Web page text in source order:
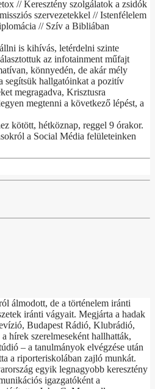
// Keresztény szolgálatok a zsidók
szervezetekkel // Istenfélelem
// Szív a Bibliában
is kihívás, letérdelni szinte
az infotainment műfajt
könnyedén, de akár mély
segítsük hallgatóinkat a pozitív
megragadva, Krisztusra
megtenni a következő lépést, a
kötött, hétköznap, reggel 9 órakor.
a Social Média felületeinken
álmodott, de a történelem iránti
iránti vágyait. Megjárta a hadak
Budapest Rádió, Klubrádió,
hírek szerelmeseként hallhatták,
– a tanulmányok elvégzése után
a riporteriskolában zajló munkát.
egyik legnagyobb keresztény
igazgatóként a